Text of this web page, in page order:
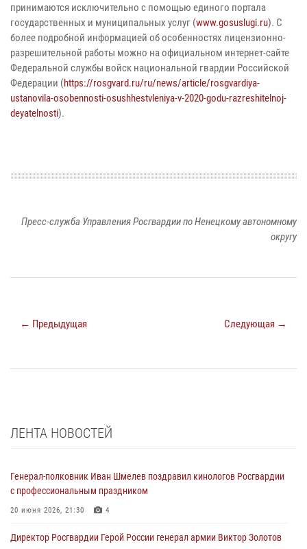
принимаются исключительно с помощью единого портала
государственных и муниципальных услуг (www.gosuslugi.ru). С
более подробной информацией об особенностях лицензионно-
разрешительной работы можно на официальном интернет-сайте
Федеральной службы войск национальной гвардии Российской
Федерации (https://rosgvard.ru/ru/news/article/rosgvardiya-
ustanovila-osobennosti-osushhestvleniya-v-2020-godu-razreshitelnoj-
deyatelnosti).
Пресс-служба Управления Росгвардии по Ненецкому автономному
округу
← Предыдущая Следующая →
ЛЕНТА НОВОСТЕЙ
Генерал-полковник Иван Шмелев поздравил кинологов Росгвардии
с профессиональным праздником
20 июня 2026, 21:30 4
Директор Росгвардии Герой России генерал армии Виктор Золотов